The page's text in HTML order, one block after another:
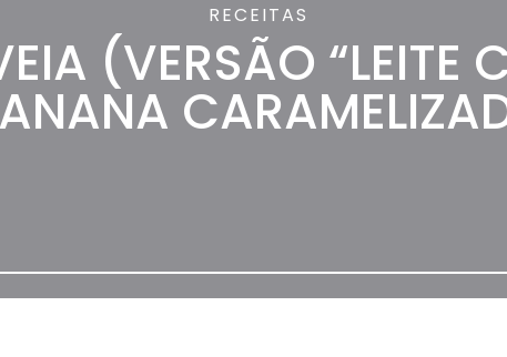
RECEITAS
(VERSÃO “LEITE